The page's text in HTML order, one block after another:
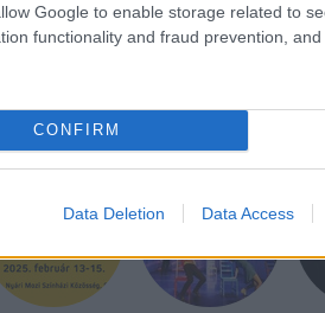
Google to enable storage related to
functionality and fraud prevention, and
CONFIRM
Data Deletion Data Access
Budapest Táncfesztivál TranzDanz Kovács